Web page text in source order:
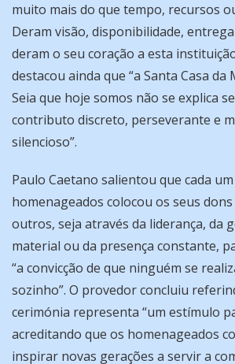
muito mais do que tempo, recursos
Deram visão, disponibilidade,
deram o seu coração a esta
destacou ainda que “a Santa Casa da
Seia que hoje somos não se explica
contributo discreto, perseverante e
silencioso”.
Paulo Caetano salientou que cada
homenageados colocou os seus
outros, seja através da liderança, da
material ou da presença constante,
“a convicção de que ninguém se
sozinho”. O provedor concluiu
cerimónia representa “um estímulo
acreditando que os homenageados
inspirar novas gerações a servir a